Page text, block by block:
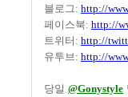
블로그: http://
페이스북: http://
트위터 : http://
유투브: http://
당일 @Gonystyle